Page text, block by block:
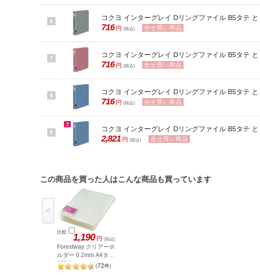
6 コクヨ インターグレイ Dリングファイル B5タテ
716 円 (税込) 合せ買い商品
7 コクヨ インターグレイ Dリングファイル B5タテ
716 円 (税込) 合せ買い商品
8 コクヨ インターグレイ Dリングファイル B5タテ
716 円 (税込) 合せ買い商品
9 コクヨ インターグレイ Dリングファイル B5タテ
2,821 円 (税込) 合せ買い商品
この商品を買った人はこんな商品も買っています
比較 1,190 円 (税込)
Forestway クリアーホ
ルダー 0.2mm A4タテ
100枚
(72件)
<